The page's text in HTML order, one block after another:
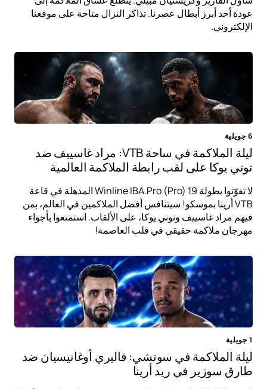
عودة أحد أبرز أبطال عصرنا. تذاكر النزال متاحة على موقعنا
الإلكتروني.
6 جويلية
ليلة الملاكمة في ساحة VTB: مراد غاسييف ضد
توني يوكا على لقب رابطة الملاكمة العالمية
لا تفوّتوا بطولة Winline IBA.Pro (Pro) 19 المذهلة في قاعة
VTB أرينا بموسكو! سيتنافس أفضل الملاكمين في العالم، بمن
فيهم مراد غاسييف وتوني يوكا، على الألقاب. استمتعوا بأجواء
مهرجان ملاكمة حقيقي في قلب العاصمة!
1 جويلية
ليلة الملاكمة في سوتشي: فاليري أوغانيسيان ضد
طارق سوزير في ريد أرينا